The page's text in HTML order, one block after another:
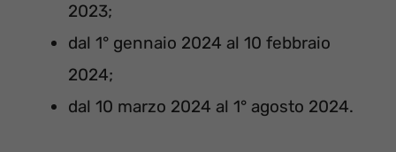
2023;
dal 1° gennaio 2024 al 10 febbraio
2024;
dal 10 marzo 2024 al 1° agosto 2024.